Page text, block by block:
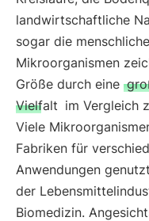
landwirtschaftliche
sogar die
Mikroorganismen
Größe durch eine
Vielfalt im Vergleich
Viele
Fabriken für
Anwendungen
der
Biomedizin.